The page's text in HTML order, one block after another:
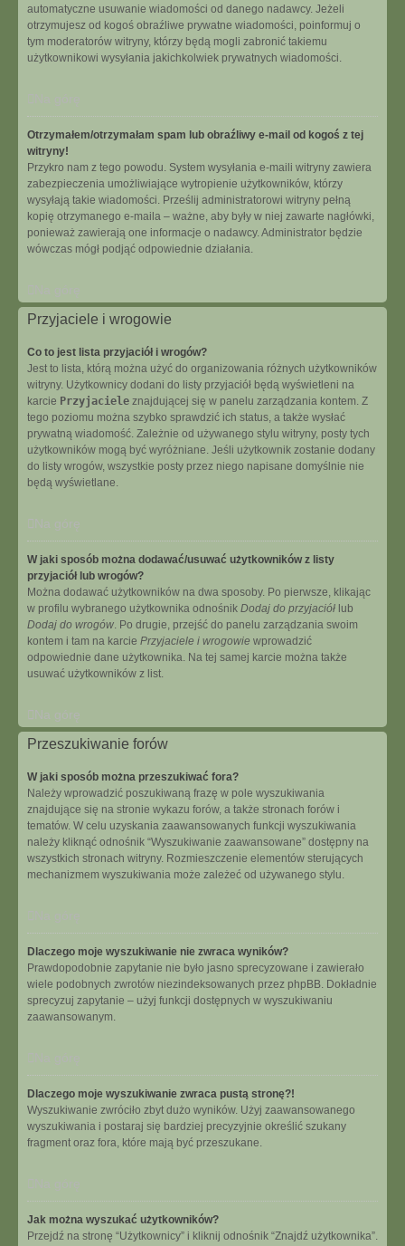
automatyczne usuwanie wiadomości od danego nadawcy. Jeżeli
otrzymujesz od kogoś obraźliwe prywatne wiadomości, poinformuj o
tym moderatorów witryny, którzy będą mogli zabronić takiemu
użytkownikowi wysyłania jakichkolwiek prywatnych wiadomości.
Otrzymałem/otrzymałam spam lub obraźliwy e-mail od kogoś z tej
witryny!
Przykro nam z tego powodu. System wysyłania e-maili witryny zawiera
zabezpieczenia umożliwiające wytropienie użytkowników, którzy
wysyłają takie wiadomości. Prześlij administratorowi witryny pełną
kopię otrzymanego e-maila – ważne, aby były w niej zawarte nagłówki,
ponieważ zawierają one informacje o nadawcy. Administrator będzie
wówczas mógł podjąć odpowiednie działania.
Przyjaciele i wrogowie
Co to jest lista przyjaciół i wrogów?
Jest to lista, którą można użyć do organizowania różnych użytkowników
witryny. Użytkownicy dodani do listy przyjaciół będą wyświetleni na
karcie Przyjaciele znajdującej się w panelu zarządzania kontem. Z
tego poziomu można szybko sprawdzić ich status, a także wysłać
prywatną wiadomość. Zależnie od używanego stylu witryny, posty tych
użytkowników mogą być wyróżniane. Jeśli użytkownik zostanie dodany
do listy wrogów, wszystkie posty przez niego napisane domyślnie nie
będą wyświetlane.
Na górę
W jaki sposób można dodawać/usuwać użytkowników z listy
przyjaciół lub wrogów?
Można dodawać użytkowników na dwa sposoby. Po pierwsze, klikając
w profilu wybranego użytkownika odnośnik Dodaj do przyjaciół lub
Dodaj do wrogów. Po drugie, przejść do panelu zarządzania swoim
kontem i tam na karcie Przyjaciele i wrogowie wprowadzić
odpowiednie dane użytkownika. Na tej samej karcie można także
usuwać użytkowników z list.
Na górę
Przeszukiwanie forów
W jaki sposób można przeszukiwać fora?
Należy wprowadzić poszukiwaną frazę w pole wyszukiwania
znajdujące się na stronie wykazu forów, a także stronach forów i
tematów. W celu uzyskania zaawansowanych funkcji wyszukiwania
należy kliknąć odnośnik “Wyszukiwanie zaawansowane” dostępny na
wszystkich stronach witryny. Rozmieszczenie elementów sterujących
mechanizmem wyszukiwania może zależeć od używanego stylu.
Dlaczego moje wyszukiwanie nie zwraca wyników?
Prawdopodobnie zapytanie nie było jasno sprecyzowane i zawierało
wiele podobnych zwrotów niezindeksowanych przez phpBB. Dokładnie
sprecyzuj zapytanie – użyj funkcji dostępnych w wyszukiwaniu
zaawansowanym.
Dlaczego moje wyszukiwanie zwraca pustą stronę?!
Wyszukiwanie zwróciło zbyt dużo wyników. Użyj zaawansowanego
wyszukiwania i postaraj się bardziej precyzyjnie określić szukany
fragment oraz fora, które mają być przeszukane.
Jak można wyszukać użytkowników?
Przejdź na stronę “Użytkownicy” i kliknij odnośnik “Znajdź użytkownika”.